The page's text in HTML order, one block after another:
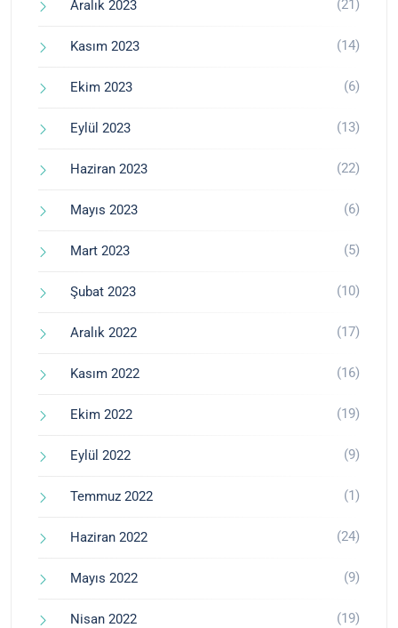
Aralık 2023 (21)
Kasım 2023 (14)
Ekim 2023 (6)
Eylül 2023 (13)
Haziran 2023 (22)
Mayıs 2023 (6)
Mart 2023 (5)
Şubat 2023 (10)
Aralık 2022 (17)
Kasım 2022 (16)
Ekim 2022 (19)
Eylül 2022 (9)
Temmuz 2022 (1)
Haziran 2022 (24)
Mayıs 2022 (9)
Nisan 2022 (19)